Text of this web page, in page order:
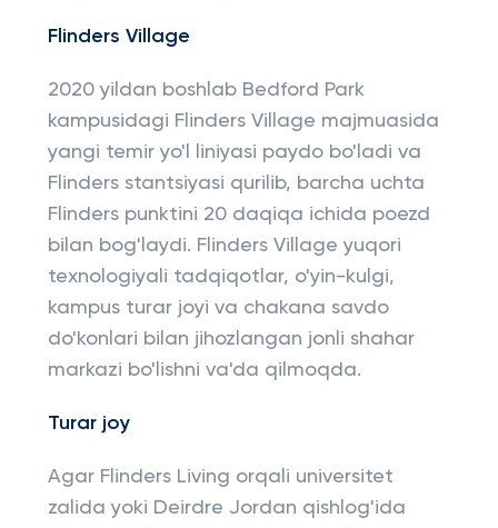
Flinders Village
2020 yildan boshlab Bedford Park
kampusidagi Flinders Village majmuasida
yangi temir yo'l liniyasi paydo bo'ladi va
Flinders stantsiyasi qurilib, barcha uchta
Flinders punktini 20 daqiqa ichida poezd
bilan bog'laydi. Flinders Village yuqori
texnologiyali tadqiqotlar, o'yin-kulgi,
kampus turar joyi va chakana savdo
do'konlari bilan jihozlangan jonli shahar
markazi bo'lishni va'da qilmoqda.
Turar joy
Agar Flinders Living orqali universitet
zalida yoki Deirdre Jordan qishlog'ida